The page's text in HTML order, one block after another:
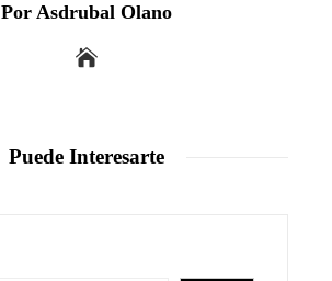
Por Asdrubal Olano
Puede Interesarte